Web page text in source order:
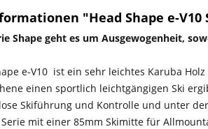
"Head Shape e-V10
Shape geht es um Ausgewogenheit,
e-V10 ist ein sehr leichtes Karuba
einen sportlich leichtgängigen Ski
Skiführung und Kontrolle und unter
mit einer 85mm Skimitte für